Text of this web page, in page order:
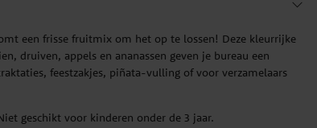
een frisse fruitmix om het op te lossen! Deze kleurrijke
druiven, appels en ananassen geven je bureau een
feestzakjes, piñata-vulling of voor verzamelaars
geschikt voor kinderen onder de 3 jaar.